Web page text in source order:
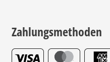
Zahlungsmethoden